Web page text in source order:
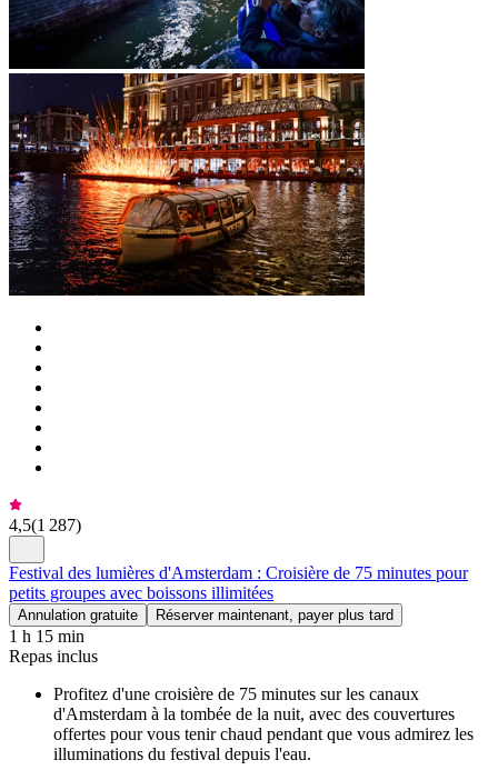
4,5(1 287)
Festival des lumières d'Amsterdam : Croisière de 75 minutes pour
petits groupes avec boissons illimitées
Annulation gratuite Réserver maintenant, payer plus tard
1 h 15 min
Repas inclus
Profitez d'une croisière de 75 minutes sur les canaux
d'Amsterdam à la tombée de la nuit, avec des couvertures
offertes pour vous tenir chaud pendant que vous admirez les
illuminations du festival depuis l'eau.